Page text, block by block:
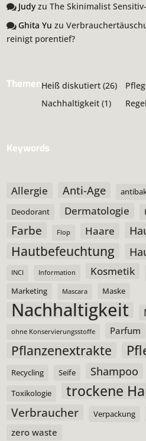
Judy zuThe Skinimalist
Ghita Yu zu
reinigt porentief?
ThemenHeiß diskutiert (26)
Nachhaltigkeit (1)
Keywords
Allergie Anti-Age
Deodorant Dermatologie
Farbe Flop Haare
Hautbefeuchtung
INCI Information Kosmetik
Marketing
Mascara Maske
Nachhaltigkeit
ohne Konservierungsstoffe Parfum
Pflanzenextrakte
Recycling
Seife Shampoo
Toxikologie trockene
Verbraucher Verpackung
zero waste